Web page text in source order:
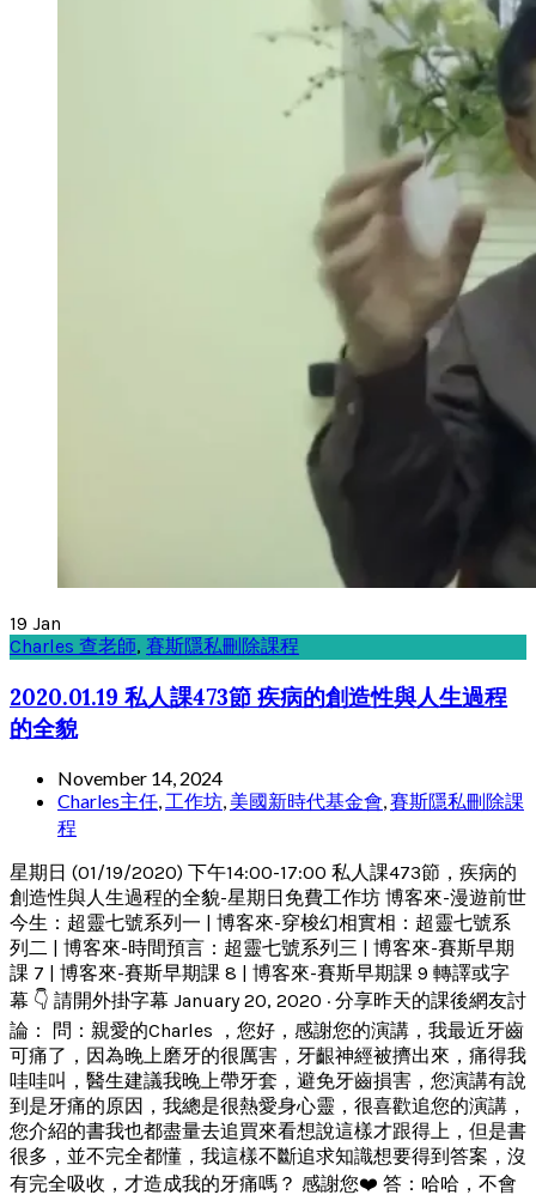
19 Jan
Charles 查老師, 賽斯隱私刪除課程
2020.01.19 私人課473節 疾病的創造性與人生過程
的全貌
November 14, 2024
Charles主任, 工作坊, 美國新時代基金會,賽斯隱私刪除課
程
星期日 (01/19/2020) 下午14:00-17:00 私人課473節，疾病的
創造性與人生過程的全貌-星期日免費工作坊 博客來-漫遊前世
今生：超靈七號系列一 | 博客來-穿梭幻相實相：超靈七號系
列二 | 博客來-時間預言：超靈七號系列三 | 博客來-賽斯早期
課 7 | 博客來-賽斯早期課 8 | 博客來-賽斯早期課 9 轉譯或字
幕 👇 請開外掛字幕 January 20, 2020 · 分享昨天的課後網友討
論： 問：親愛的Charles ，您好，感謝您的演講，我最近牙齒
可痛了，因為晚上磨牙的很厲害，牙齦神經被擠出來，痛得我
哇哇叫，醫生建議我晚上帶牙套，避免牙齒損害，您演講有說
到是牙痛的原因，我總是很熱愛身心靈，很喜歡追您的演講，
您介紹的書我也都盡量去追買來看想說這樣才跟得上，但是書
很多，並不完全都懂，我這樣不斷追求知識想要得到答案，沒
有完全吸收，才造成我的牙痛嗎？ 感謝您❤️ 答：哈哈，不會